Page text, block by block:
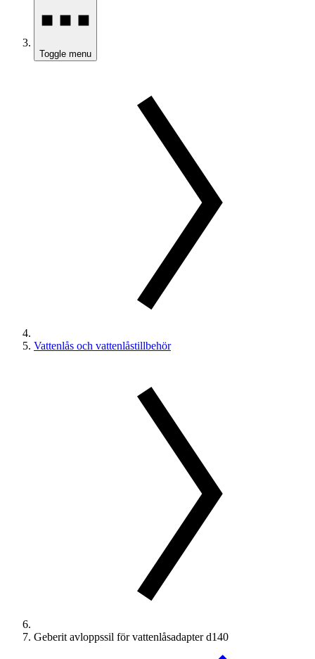
Toggle menu
Vattenlås och vattenlåstillbehör
Geberit avloppssil för vattenlåsadapter d140